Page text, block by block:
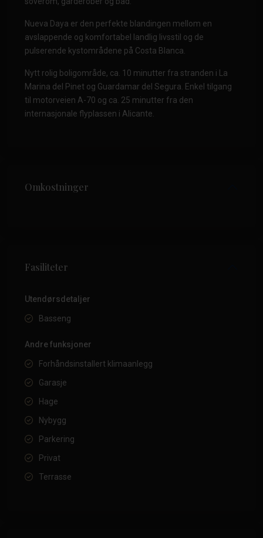
Nueva Daya er den perfekte blandingen mellom en
avslappende og komfortabel landlig livsstil og de
pulserende kystområdene på Costa Blanca.
Nytt rolig boligområde, ca. 10 minutter fra stranden i La
Marina del Pinet og Guardamar del Segura. Enkel tilgang
til motorveien A-70 og ca. 25 minutter fra den
internasjonale flyplassen i Alicante.
Omkostninger
Fasiliteter
Utendørsdetaljer
Basseng
Andre funksjoner
Forhåndsinstallert klimaanlegg
Garasje
Hage
Nybygg
Parkering
Privat
Terrasse